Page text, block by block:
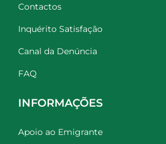
Contactos
Inquérito Satisfação
Canal da Denúncia
FAQ
INFORMAÇÕES
Apoio ao Emigrante